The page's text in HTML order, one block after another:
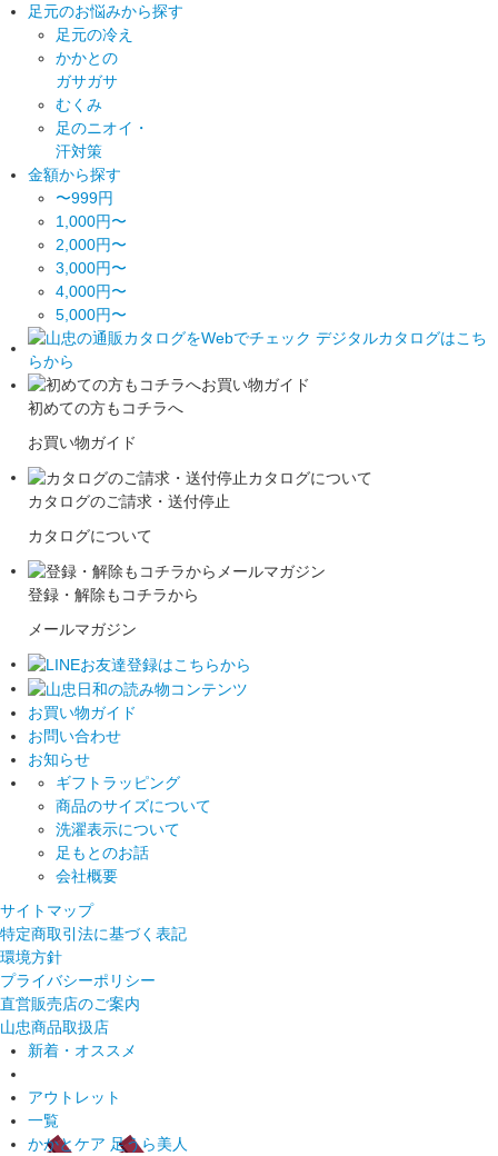
足元のお悩みから探す
足元の冷え
かかとの
ガサガサ
むくみ
足のニオイ・
汗対策
金額から探す
〜999円
1,000円〜
2,000円〜
3,000円〜
4,000円〜
5,000円〜
初めての方もコチラへ
お買い物ガイド
カタログのご請求・送付停止
カタログについて
登録・解除もコチラから
メールマガジン
お買い物ガイド
お問い合わせ
お知らせ
ギフトラッピング
商品のサイズについて
洗濯表示について
足もとのお話
会社概要
サイトマップ
特定商取引法に基づく表記
環境方針
プライバシーポリシー
直営販売店のご案内
山忠商品取扱店
新着・オススメ
アウトレット
一覧
かかとケア 足うら美人